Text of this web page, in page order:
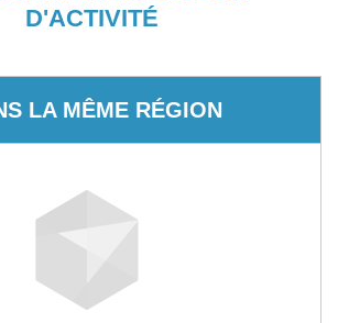
D'ACTIVITÉ
LA MÊME RÉGION